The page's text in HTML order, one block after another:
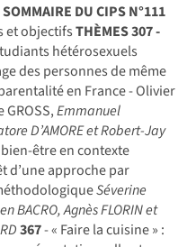
SOMMAIRE DU CIPS N°111
et objectifsTHÈMES307 -
hétérosexuels
des personnes de même
en France - Olivier
GROSS,Emmanuel
D’AMORE et Robert-Jay
être en contexte
d’une approche par
Séverine
BACRO, Agnès FLORIN et
367- « Faire la cuisine » :